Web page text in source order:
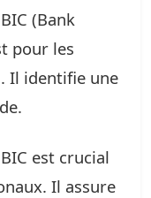
(Bank
pour les
Il identifie une
est crucial
Il assure